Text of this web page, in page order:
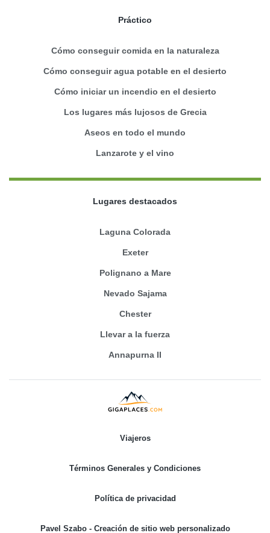
Práctico
Cómo conseguir comida en la naturaleza
Cómo conseguir agua potable en el desierto
Cómo iniciar un incendio en el desierto
Los lugares más lujosos de Grecia
Aseos en todo el mundo
Lanzarote y el vino
Lugares destacados
Laguna Colorada
Exeter
Polignano a Mare
Nevado Sajama
Chester
Llevar a la fuerza
Annapurna II
Viajeros
Términos Generales y Condiciones
Política de privacidad
Pavel Szabo - Creación de sitio web personalizado